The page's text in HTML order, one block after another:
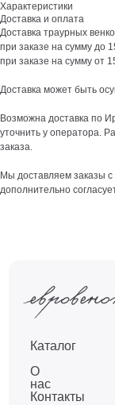
Характеристики
Доставка и оплата
Доставка траурных
при заказе на сумму до
при заказе на сумму от
Доставка может быть
Возможна доставка по
уточнить у оператора.
заказа.
Мы доставляем заказы
дополнительно
Каталог
О
нас
Контакты